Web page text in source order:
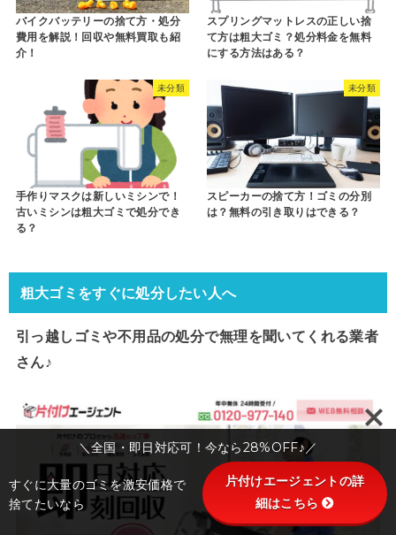
バイクバッテリーの捨て方・処分
費用を解説！回収や無料買取も紹
介！
スプリングマットレスの正しい捨
て方は粗大ゴミ？処分料金を無料
にする方法はある？
未分類
手作りマスクは新しいミシンで！
古いミシンは粗大ゴミで処分でき
る？
未分類
スピーカーの捨て方！ゴミの分別
は？無料の引き取りはできる？
粗大ゴミをすぐに処分したい人へ
引っ越しゴミや不用品の処分で無理を聞いてくれる業者
さん♪
＼全国・即日対応可！今なら28%OFF♪／
すぐに大量のゴミを激安価格で
捨てたいなら
片付けエージェントの詳
細はこちら